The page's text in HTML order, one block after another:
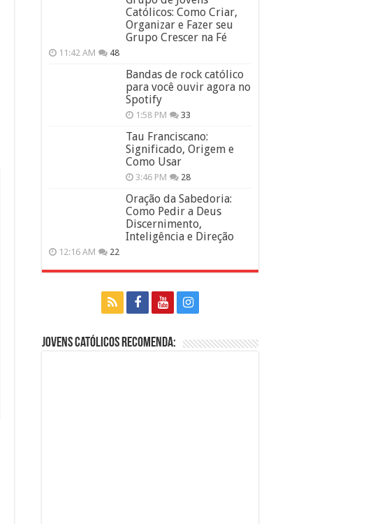
Católicos: Como Criar,
Organizar e Fazer seu
Grupo Crescer na Fé
11:42 AM 48
Bandas de rock católico
para você ouvir agora no
Spotify
1:58 PM 33
Tau Franciscano:
Significado, Origem e
Como Usar
3:46 PM 28
Oração da Sabedoria:
Como Pedir a Deus
Discernimento,
Inteligência e Direção
12:16 AM 22
Jovens Católicos Recomenda: